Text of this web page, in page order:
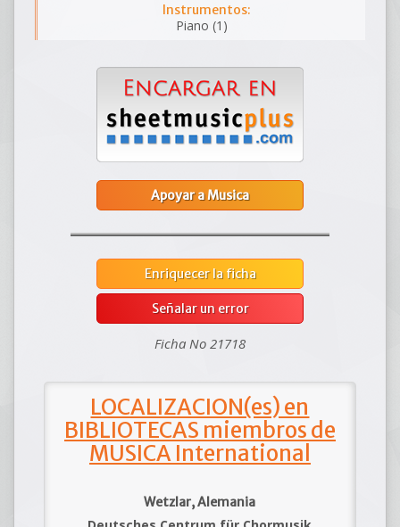
Instrumentos:
Piano (1)
Apoyar a Musica
Enriquecer la ficha
Señalar un error
Ficha No 21718
LOCALIZACION(es) en
BIBLIOTECAS miembros de
MUSICA International
Wetzlar, Alemania